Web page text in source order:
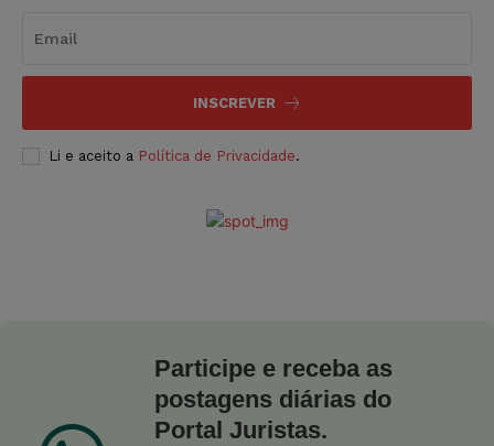
INSCREVER
Li e aceito a Política de Privacidade.
Participe e receba as
postagens diárias do
Portal Juristas.